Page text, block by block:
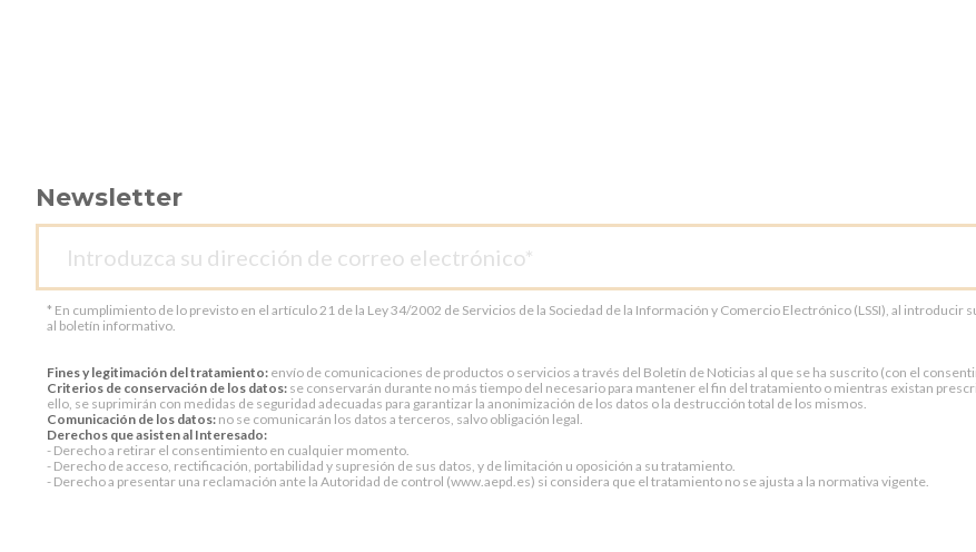
Newsletter
* En cumplimiento de lo previsto en el artículo 21 de la Ley 34/2002 de Servicios de la Sociedad de la Información y Comercio Electrónico (LSSI), al
al boletín informativo.
Fines y legitimación del tratamiento: envío de comunicaciones de productos o servicios a través del Boletín de Noticias al que se ha suscrito (con el
Criterios de conservación de los datos: se conservarán durante no más tiempo del necesario para mantener el fin del tratamiento o mientras existan
ello, se suprimirán con medidas de seguridad adecuadas para garantizar la anonimización de los datos o la destrucción total de los mismos.
Comunicación de los datos: no se comunicarán los datos a terceros, salvo obligación legal.
Derechos que asisten al Interesado:
- Derecho a retirar el consentimiento en cualquier momento.
- Derecho de acceso, rectificación, portabilidad y supresión de sus datos, y de limitación u oposición a su tratamiento.
- Derecho a presentar una reclamación ante la Autoridad de control (www.aepd.es) si considera que el tratamiento no se ajusta a la normativa vigente.